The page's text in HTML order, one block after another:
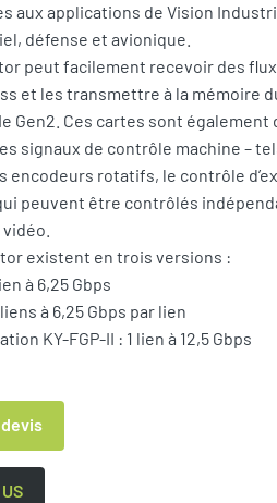
aux applications de Vision
défense et avionique.
peut facilement recevoir des
et les transmettre à la mémoire
Gen2. Ces cartes sont également
signaux de contrôle machine –
encodeurs rotatifs, le contrôle
peuvent être contrôlés
existent en trois versions :
à 6,25 Gbps
à 6,25 Gbps par lien
KY-FGP-II : 1 lien à 12,5 Gbps